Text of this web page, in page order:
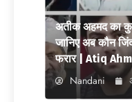
अतीक अहमद का
जानिए अब कौन
फरार | Atiq
Nandani